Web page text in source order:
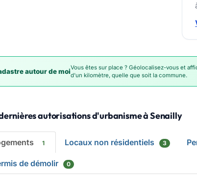
autour de moiVous êtes sur place ? Géolocalisez-vous et
d'un kilomètre, quelle que soit la commune.
autorisations d'urbanisme à Senailly
1 Locaux non résidentiels 3
de démolir 0